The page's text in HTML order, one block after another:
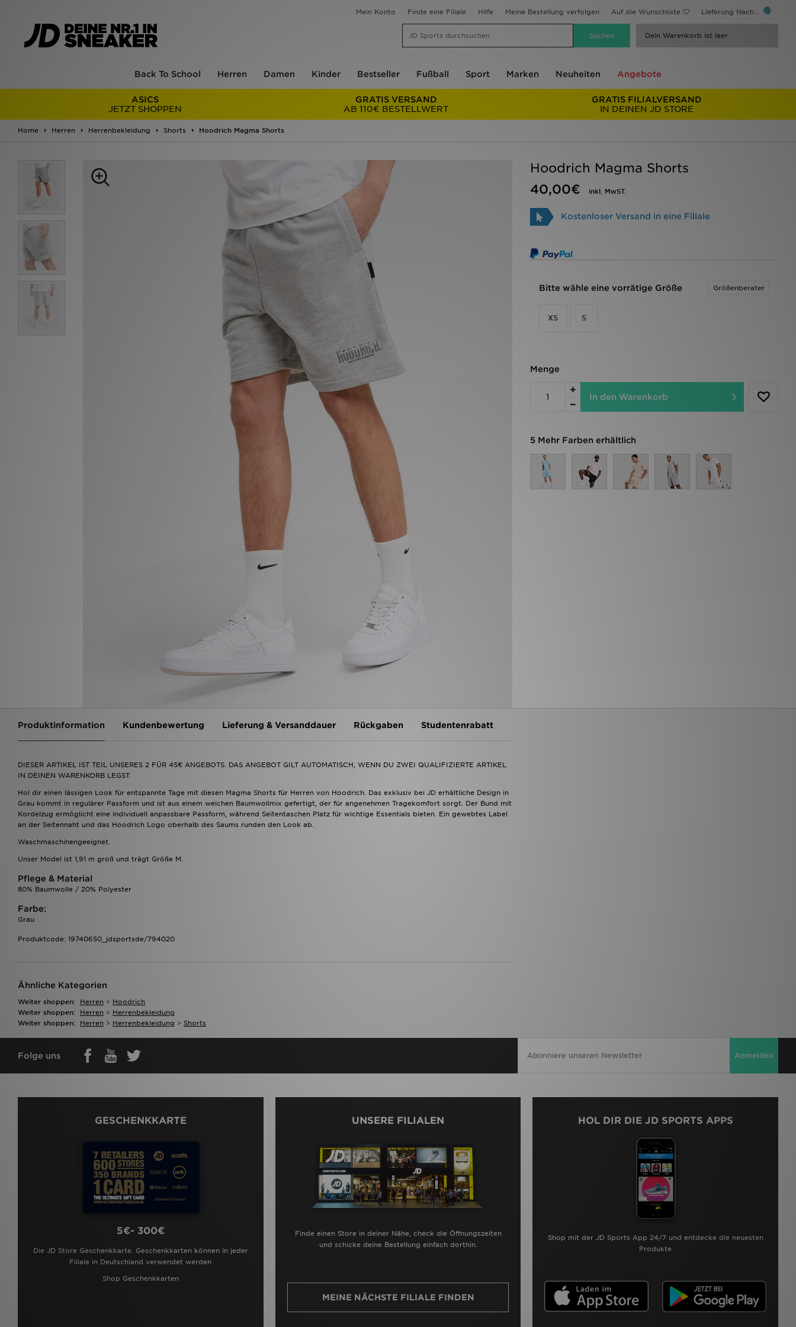
Mein Konto Finde eine Filiale Hilfe Meine Bestellung verfolgen Auf die Wunschliste Lieferung Nach...
Dein Warenkorb ist leer
Back To School Herren Damen Kinder Bestseller Fußball Sport Marken Neuheiten Angebote
ASICS
JETZT SHOPPEN
GRATIS VERSAND
AB 110€ BESTELLWERT
GRATIS FILIALVERSAND
IN DEINEN JD STORE
Home Herren Herrenbekleidung Shorts Hoodrich Magma Shorts
Hoodrich Magma Shorts
40,00€
inkl. MwST.
Kostenloser Versand in eine Filiale
Bitte wähle eine vorrätige Größe Größenberater
XS S
Menge
In den Warenkorb
5 Mehr Farben erhältlich
Produktinformation Kundenbewertung Lieferung & Versanddauer Rückgaben Studentenrabatt
DIESER ARTIKEL IST TEIL UNSERES 2 FÜR 45€ ANGEBOTS. DAS ANGEBOT GILT AUTOMATISCH, WENN DU ZWEI QUALIFIZIERTE ARTIKEL
IN DEINEN WARENKORB LEGST.
Hol dir einen lässigen Look für entspannte Tage mit diesen Magma Shorts für Herren von Hoodrich. Das exklusiv bei JD erhältliche Design in
Grau kommt in regulärer Passform und ist aus einem weichen Baumwollmix gefertigt, der für angenehmen Tragekomfort sorgt. Der Bund mit
Kordelzug ermöglicht eine individuell anpassbare Passform, während Seitentaschen Platz für wichtige Essentials bieten. Ein gewebtes Label
an der Seitennaht und das Hoodrich Logo oberhalb des Saums runden den Look ab.
Waschmaschinengeeignet.
Unser Model ist 1,91 m groß und trägt Größe M.
Pflege & Material
80% Baumwolle / 20% Polyester
Farbe:
Grau
Produktcode: 19740650_jdsportsde/794020
Ähnliche Kategorien
Weiter shoppen: Herren > Hoodrich
Weiter shoppen:
Herren > Herrenbekleidung
Weiter shoppen:
Herren > Herrenbekleidung > Shorts
Folge uns Anmelden
GESCHENKKARTE
5€- 300€
Die JD Store Geschenkkarte. Geschenkkarten können in jeder
Filiale in Deutschland verwendet werden
Shop Geschenkkarten
UNSERE FILIALEN
Finde einen Store in deiner Nähe, check die Öffnungszeiten
und schicke deine Bestellung einfach dorthin.
MEINE NÄCHSTE FILIALE FINDEN
HOL DIR DIE JD SPORTS APPS
Shop mit der JD Sports App 24/7 und entdecke die neuesten
Produkte